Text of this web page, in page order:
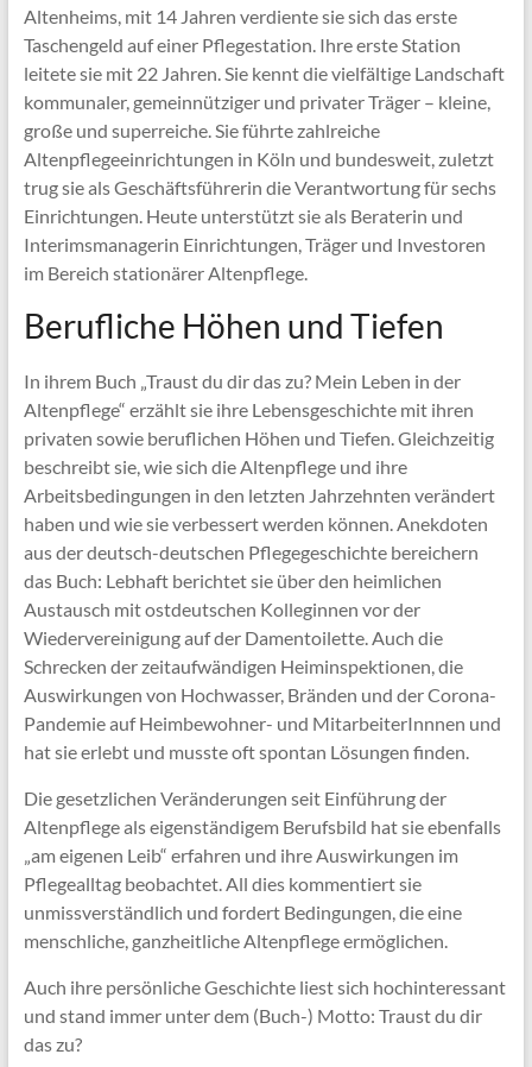
Altenheims, mit 14 Jahren verdiente sie sich das erste
Taschengeld auf einer Pflegestation. Ihre erste Station
leitete sie mit 22 Jahren. Sie kennt die vielfältige Landschaft
kommunaler, gemeinnütziger und privater Träger – kleine,
große und superreiche. Sie führte zahlreiche
Altenpflegeeinrichtungen in Köln und bundesweit, zuletzt
trug sie als Geschäftsführerin die Verantwortung für sechs
Einrichtungen. Heute unterstützt sie als Beraterin und
Interimsmanagerin Einrichtungen, Träger und Investoren
im Bereich stationärer Altenpflege.
Berufliche Höhen und Tiefen
In ihrem Buch „Traust du dir das zu? Mein Leben in der
Altenpflege“ erzählt sie ihre Lebensgeschichte mit ihren
privaten sowie beruflichen Höhen und Tiefen. Gleichzeitig
beschreibt sie, wie sich die Altenpflege und ihre
Arbeitsbedingungen in den letzten Jahrzehnten verändert
haben und wie sie verbessert werden können. Anekdoten
aus der deutsch-deutschen Pflegegeschichte bereichern
das Buch: Lebhaft berichtet sie über den heimlichen
Austausch mit ostdeutschen Kolleginnen vor der
Wiedervereinigung auf der Damentoilette. Auch die
Schrecken der zeitaufwändigen Heiminspektionen, die
Auswirkungen von Hochwasser, Bränden und der Corona-
Pandemie auf Heimbewohner- und MitarbeiterInnnen und
hat sie erlebt und musste oft spontan Lösungen finden.
Die gesetzlichen Veränderungen seit Einführung der
Altenpflege als eigenständigem Berufsbild hat sie ebenfalls
„am eigenen Leib“ erfahren und ihre Auswirkungen im
Pflegealltag beobachtet. All dies kommentiert sie
unmissverständlich und fordert Bedingungen, die eine
menschliche, ganzheitliche Altenpflege ermöglichen.
Auch ihre persönliche Geschichte liest sich hochinteressant
und stand immer unter dem (Buch-) Motto: Traust du dir
das zu?